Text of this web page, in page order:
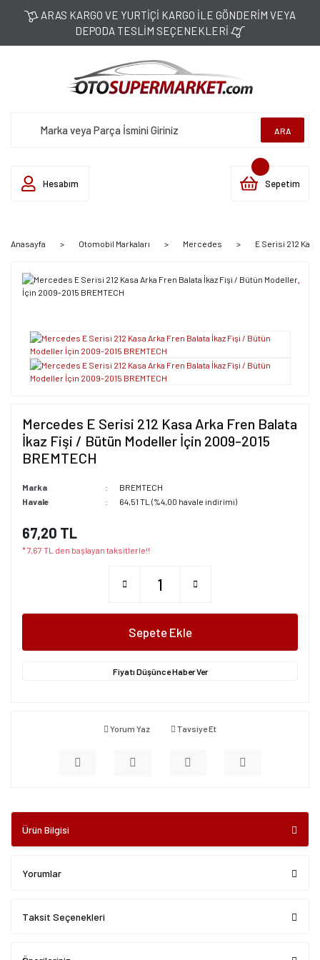
ARAS KARGO VE YURTİÇİ KARGO İLE GÖNDERİM VEYA
DEPODA TESLİM SEÇENEKLERİ
ARA
Hesabım Sepetim
Anasayfa Otomobil Markaları Mercedes E Serisi 212
Mercedes E Serisi 212 Kasa Arka Fren Balata
İkaz Fişi / Bütün Modeller İçin 2009-2015
BREMTECH
Marka
BREMTECH
Havale
64,51 TL (%4,00 havale indirimi)
67,20 TL
* 7,67 TL den başlayan taksitlerle!!
Sepete Ekle
Fiyatı Düşünce Haber Ver
Yorum Yaz Tavsiye Et
Ürün Bilgisi
Yorumlar
Taksit Seçenekleri